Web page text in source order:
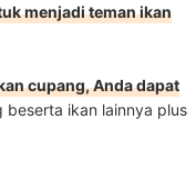
menjadi teman ikan
cupang, Anda dapat
beserta ikan lainnya plus